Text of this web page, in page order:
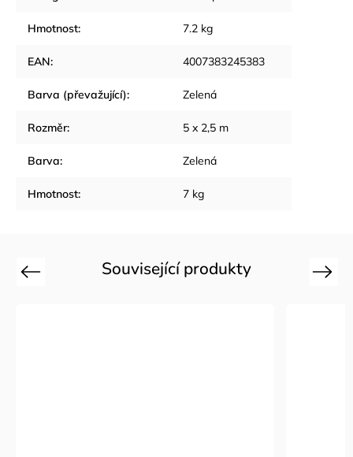
Hmotnost: 7.2 kg
EAN: 4007383245383
Barva (převažující): Zelená
Rozměr: 5 x 2,5 m
Barva: Zelená
Hmotnost: 7 kg
Související produkty
Previous Next